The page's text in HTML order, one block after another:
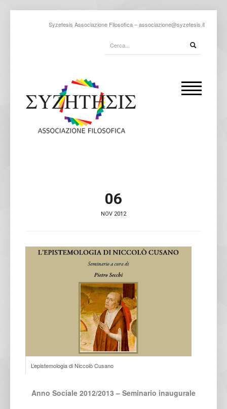
Syzetesis Associazione Filosofica –associazione@syzetesis.it
06
NOV 2012
L’epistemologia di Niccolò Cusano
Anno Sociale 2012/2013 – Seminario inaugurale